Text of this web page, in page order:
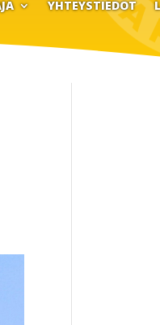
YHTEYSTIEDOT